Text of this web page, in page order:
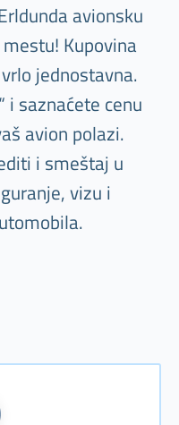
avionsku
Kupovina
jednostavna.
i saznaćete cenu
avion polazi.
i smeštaj u
vizu i